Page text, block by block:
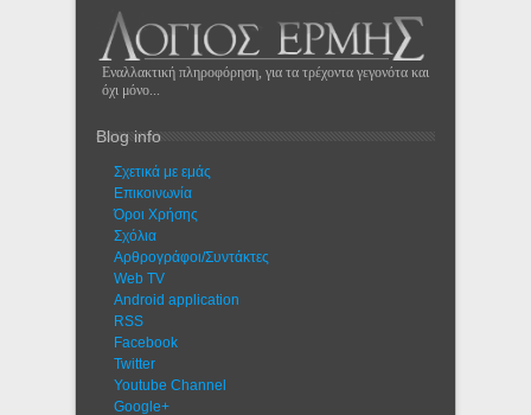
Εναλλακτική πληροφόρηση, για τα τρέχοντα γεγονότα και
όχι μόνο...
Blog info
Σχετικά με εμάς
Eπικοινωνία
Όροι Χρήσης
Σχόλια
Αρθρογράφοι/Συντάκτες
Web TV
Android application
RSS
Facebook
Twitter
Youtube Channel
Google+